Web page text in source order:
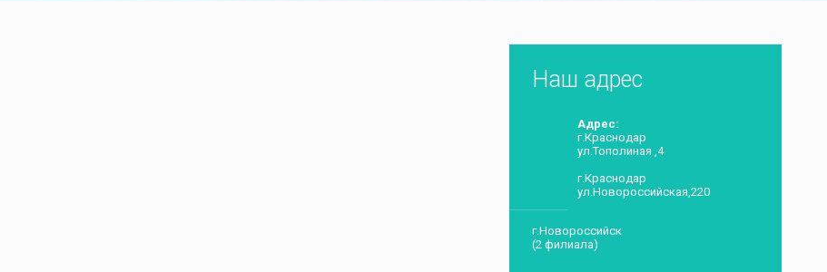
Наш адрес
Адрес:
г.Краснодар
ул.Тополиная ,4
г.Краснодар
ул.Новороссийская,220
г.Новороссийск
(2 филиала)